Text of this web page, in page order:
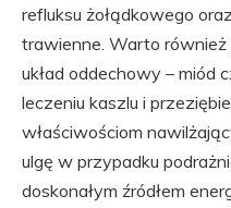
refluksu żołądkowego
trawienne. Warto również
układ oddechowy –
leczeniu kaszlu i
właściwościom
ulgę w przypadku
doskonałym źródłem